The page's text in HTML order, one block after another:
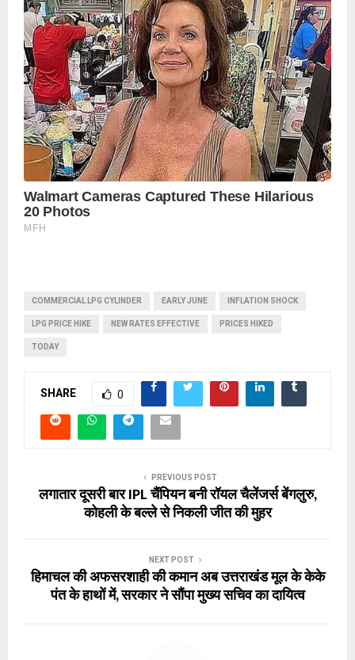
COMMERCIAL LPG CYLINDER EARLY JUNE INFLATION SHOCK
LPG PRICE HIKE NEW RATES EFFECTIVE PRICES HIKED
TODAY
SHARE 0
PREVIOUS POST
लगातार दूसरी बार IPL चैंपियन बनी रॉयल चैलेंजर्स बेंगलुरु,
कोहली के बल्ले से निकली जीत की मुहर
NEXT POST
हिमाचल की अफसरशाही की कमान अब उत्तराखंड मूल के केके
पंत के हाथों में, सरकार ने सौंपा मुख्य सचिव का दायित्व